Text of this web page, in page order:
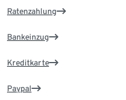
Ratenzahlung
Bankeinzug
Kreditkarte
Paypal